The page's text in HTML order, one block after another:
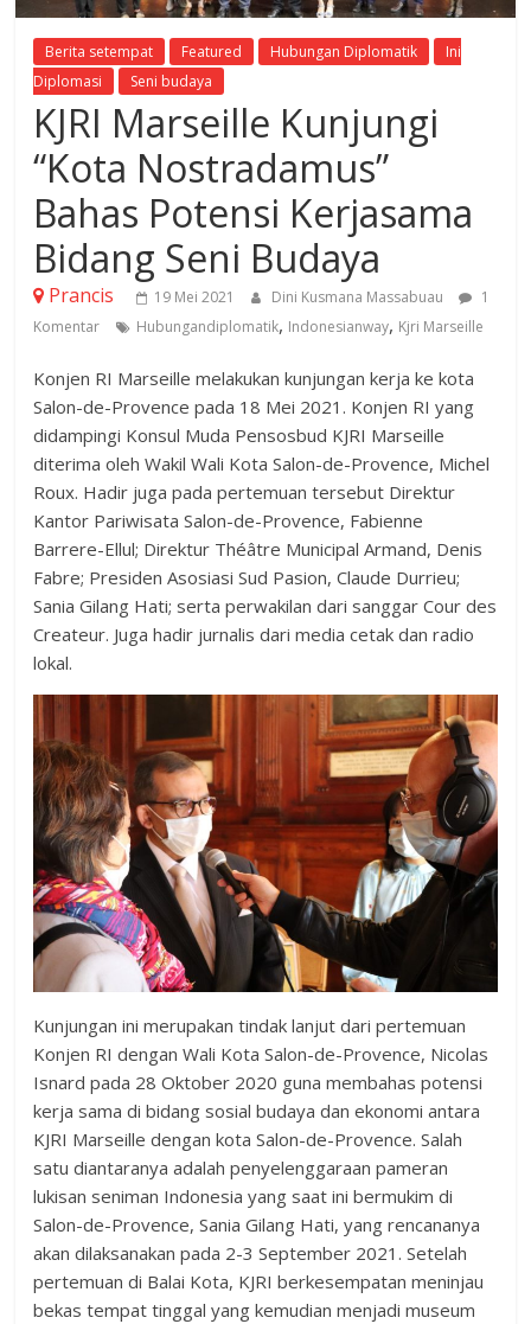
Berita setempat Featured Hubungan Diplomatik
Ini
Diplomasi
Seni budaya
KJRI Marseille Kunjungi
“Kota Nostradamus”
Bahas Potensi Kerjasama
Bidang Seni Budaya
Prancis 19 Mei 2021 Dini Kusmana Massabuau
1
Komentar
Hubungandiplomatik, Indonesianway, Kjri Marseille
Konjen RI Marseille melakukan kunjungan kerja ke kota
Salon-de-Provence pada 18 Mei 2021. Konjen RI yang
didampingi Konsul Muda Pensosbud KJRI Marseille
diterima oleh Wakil Wali Kota Salon-de-Provence, Michel
Roux. Hadir juga pada pertemuan tersebut Direktur
Kantor Pariwisata Salon-de-Provence, Fabienne
Barrere-Ellul; Direktur Théâtre Municipal Armand, Denis
Fabre; Presiden Asosiasi Sud Pasion, Claude Durrieu;
Sania Gilang Hati; serta perwakilan dari sanggar Cour des
Createur. Juga hadir jurnalis dari media cetak dan radio
lokal.
Kunjungan ini merupakan tindak lanjut dari pertemuan
Konjen RI dengan Wali Kota Salon-de-Provence, Nicolas
Isnard pada 28 Oktober 2020 guna membahas potensi
kerja sama di bidang sosial budaya dan ekonomi antara
KJRI Marseille dengan kota Salon-de-Provence. Salah
satu diantaranya adalah penyelenggaraan pameran
lukisan seniman Indonesia yang saat ini bermukim di
Salon-de-Provence, Sania Gilang Hati, yang rencananya
akan dilaksanakan pada 2-3 September 2021. Setelah
pertemuan di Balai Kota, KJRI berkesempatan meninjau
bekas tempat tinggal yang kemudian menjadi museum